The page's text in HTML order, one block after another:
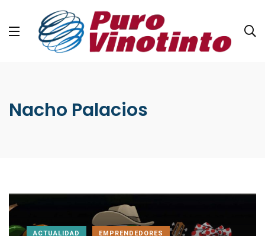
Nacho Palacios
ACTUALIDAD EMPRENDEDORES